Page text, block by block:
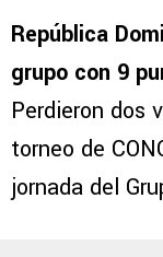
República
grupo con 9
Perdieron dos
torneo de
jornada del